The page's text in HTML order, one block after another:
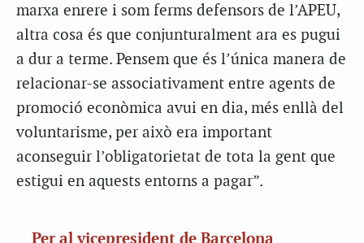
marxa enrere i som ferms defensors de l’APEU,
altra cosa és que conjunturalment ara es pugui
a dur a terme. Pensem que és l’única manera de
relacionar-se associativament entre agents de
promoció econòmica avui en dia, més enllà del
voluntarisme, per això era important
aconseguir l’obligatorietat de tota la gent que
estigui en aquests entorns a pagar”.